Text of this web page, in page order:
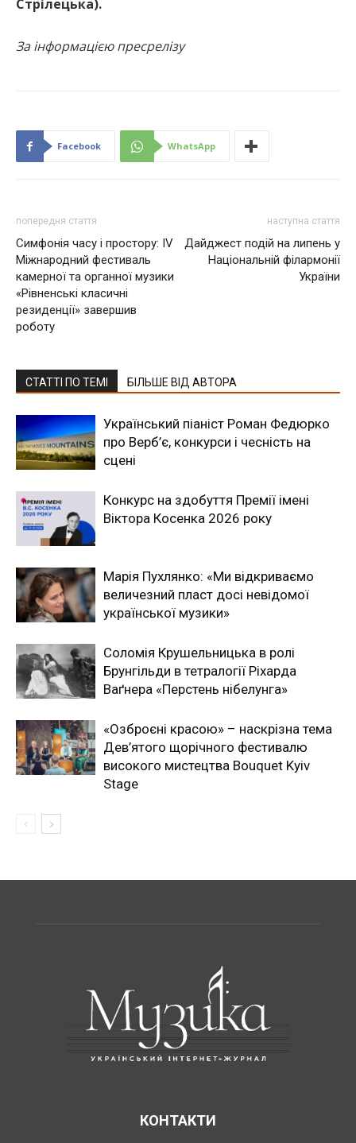
Стрілецька).
За інформацією пресрелізу
Facebook WhatsApp
попередня стаття
Симфонія часу і простору: ІV
Міжнародний фестиваль
камерної та органної музики
«Рівненські класичні
резиденції» завершив
роботу
наступна стаття
Дайджест подій на липень у
Національній філармонії
України
СТАТТІ ПО ТЕМІ БІЛЬШЕ ВІД АВТОРА
Український піаніст Роман Федюрко
про Верб’є, конкурси і чесність на
сцені
Конкурс на здобуття Премії імені
Віктора Косенка 2026 року
Марія Пухлянко: «Ми відкриваємо
величезний пласт досі невідомої
української музики»
Соломія Крушельницька в ролі
Брунгільди в тетралогії Ріхарда
Ваґнера «Перстень нібелунга»
«Озброєні красою» – наскрізна тема
Дев’ятого щорічного фестивалю
високого мистецтва Bouquet Kyiv
Stage
КОНТАКТИ